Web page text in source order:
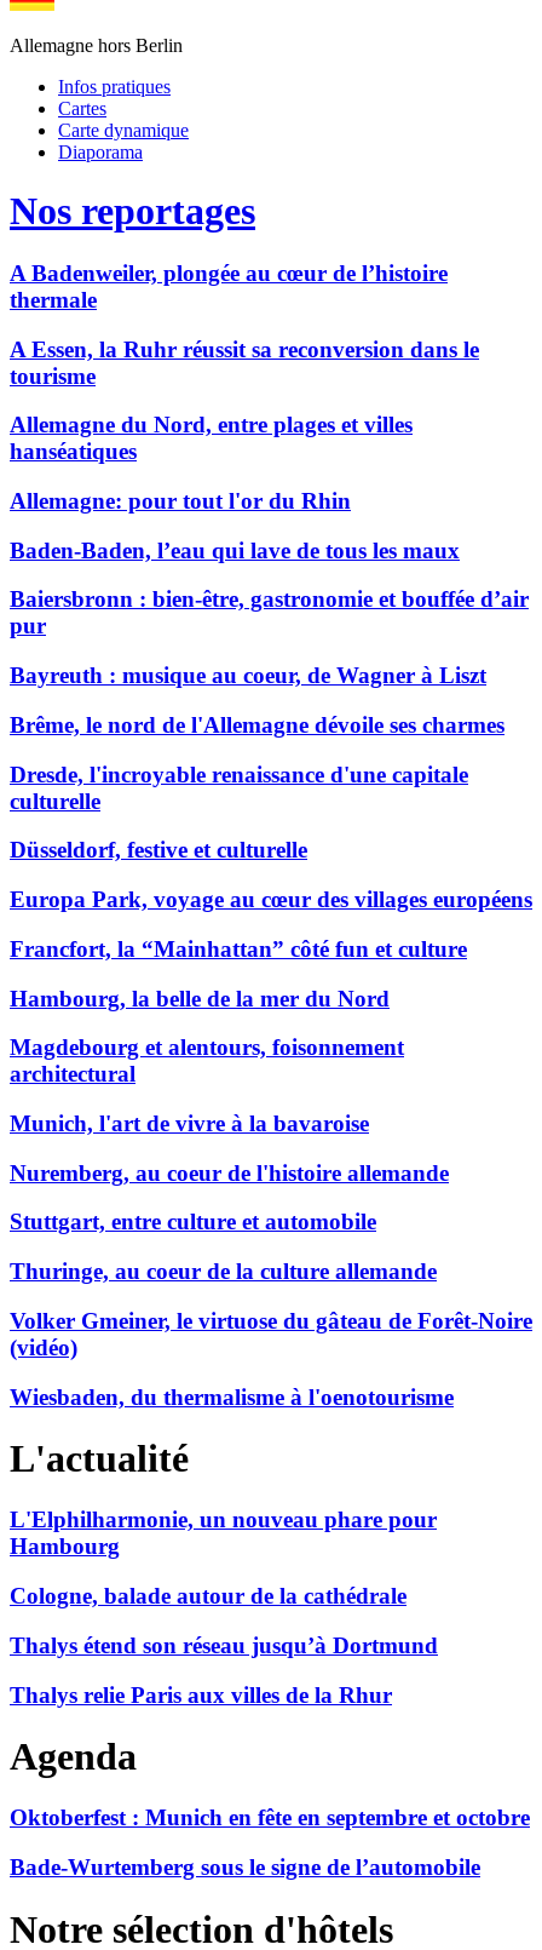
Allemagne hors Berlin
Infos pratiques
Cartes
Carte dynamique
Diaporama
Nos reportages
A Badenweiler, plongée au cœur de l’histoire
thermale
A Essen, la Ruhr réussit sa reconversion dans le
tourisme
Allemagne du Nord, entre plages et villes
hanséatiques
Allemagne: pour tout l'or du Rhin
Baden-Baden, l’eau qui lave de tous les maux
Baiersbronn : bien-être, gastronomie et bouffée d’air
pur
Bayreuth : musique au coeur, de Wagner à Liszt
Brême, le nord de l'Allemagne dévoile ses charmes
Dresde, l'incroyable renaissance d'une capitale
culturelle
Düsseldorf, festive et culturelle
Europa Park, voyage au cœur des villages européens
Francfort, la “Mainhattan” côté fun et culture
Hambourg, la belle de la mer du Nord
Magdebourg et alentours, foisonnement
architectural
Munich, l'art de vivre à la bavaroise
Nuremberg, au coeur de l'histoire allemande
Stuttgart, entre culture et automobile
Thuringe, au coeur de la culture allemande
Volker Gmeiner, le virtuose du gâteau de Forêt-Noire
(vidéo)
Wiesbaden, du thermalisme à l'oenotourisme
L'actualité
L'Elphilharmonie, un nouveau phare pour
Hambourg
Cologne, balade autour de la cathédrale
Thalys étend son réseau jusqu’à Dortmund
Thalys relie Paris aux villes de la Rhur
Agenda
Oktoberfest : Munich en fête en septembre et octobre
Bade-Wurtemberg sous le signe de l’automobile
Notre sélection d'hôtels